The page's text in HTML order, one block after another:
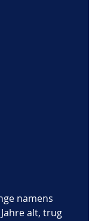
namens
alt, trug